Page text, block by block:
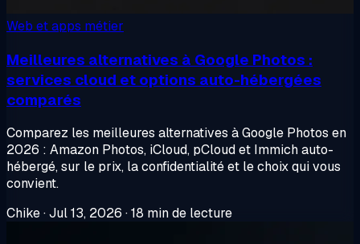
Web et apps métier
Meilleures alternatives à Google Photos :
services cloud et options auto-hébergées
comparés
Comparez les meilleures alternatives à Google Photos en
2026 : Amazon Photos, iCloud, pCloud et Immich auto-
hébergé, sur le prix, la confidentialité et le choix qui vous
convient.
Chike·Jul 13, 2026 ·18 min de lecture